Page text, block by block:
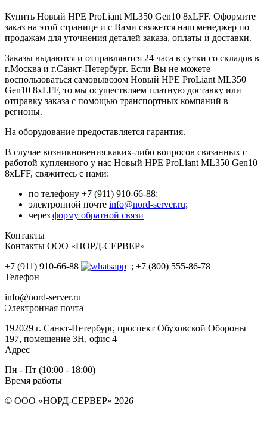
Купить Новый HPE ProLiant ML350 Gen10 8xLFF. Оформите
заказ на этой странице и с Вами свяжется наш менеджер по
продажам для уточнения деталей заказа, оплаты и доставки.
Заказы выдаются и отправляются 24 часа в сутки со складов в
г.Москва и г.Санкт-Петербург. Если Вы не можете
воспользоваться самовывозом Новый HPE ProLiant ML350
Gen10 8xLFF, то мы осуществляем платную доставку или
отправку заказа с помощью транспортных компаний в
регионы.
На оборудование предоставляется гарантия.
В случае возникновения каких-либо вопросов связанных с
работой купленного у нас Новый HPE ProLiant ML350 Gen10
8xLFF, свяжитесь с нами:
по телефону +7 (911) 910-66-88;
электронной почте info@nord-server.ru;
через форму обратной связи
Контакты
Контакты ООО «НОРД-СЕРВЕР»
+7 (911) 910-66-88
; +7 (800) 555-86-78
Телефон
info@nord-server.ru
Электронная почта
192029 г. Санкт-Петербург, проспект Обуховской Обороны
197, помещение 3Н, офис 4
Адрес
Пн - Пт (10:00 - 18:00)
Время работы
© ООО «НОРД-СЕРВЕР» 2026